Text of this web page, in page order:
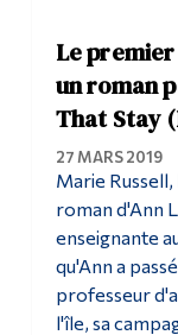
Le
un roman
That Stay
27 MARS 2019
Marie
roman d'Ann
enseignante
qu'Ann a
professeur
l'île, sa